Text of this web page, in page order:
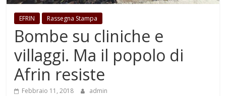
EFRIN Rassegna Stampa
Bombe su cliniche e
villaggi. Ma il popolo di
Afrin resiste
Febbraio 11, 2018 admin